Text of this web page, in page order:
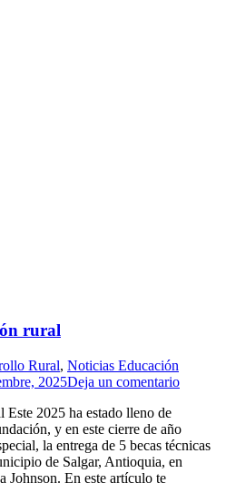
rural
Rural, Noticias Educación
2025Deja un comentario
2025 ha estado lleno de
y en este cierre de año
la entrega de 5 becas técnicas
de Salgar, Antioquia, en
Johnson. En este artículo te